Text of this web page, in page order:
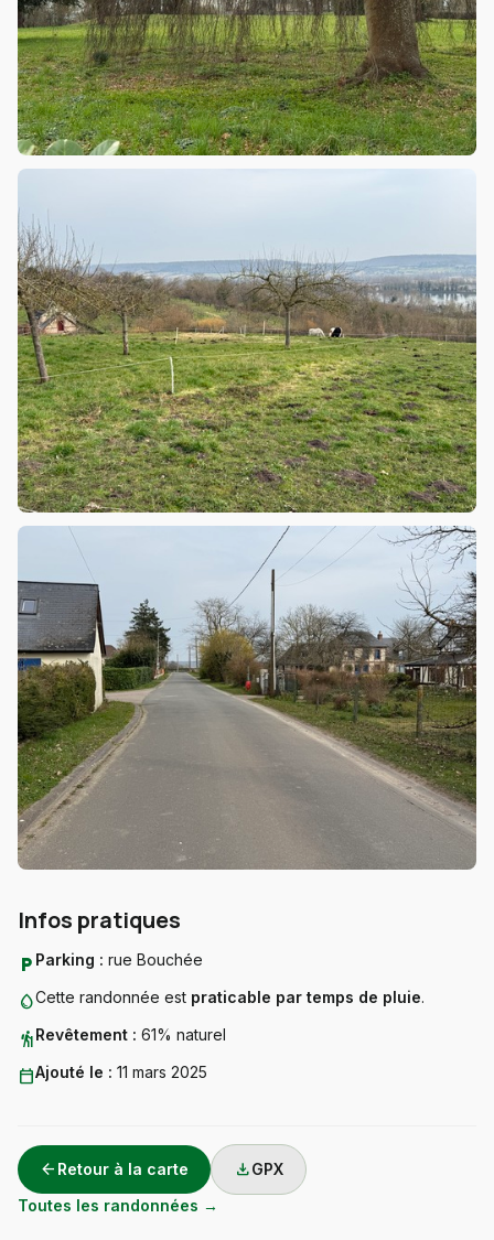
Infos pratiques
local_parking Parking : rue Bouchée
water_dropCette randonnée est praticable par temps de pluie.
hikingRevêtement : 61% naturel
calendar_todayAjouté le : 11 mars 2025
arrow_back Retour à la carte downloadGPX
Toutes les randonnées →